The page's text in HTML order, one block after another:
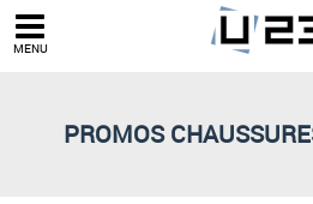
MENU
PROMOS
Trier par
Prix croissant